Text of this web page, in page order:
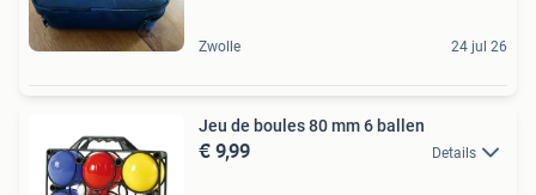
Zwolle 24 jul 26
Jeu de boules 80 mm 6 ballen
€ 9,99 Details